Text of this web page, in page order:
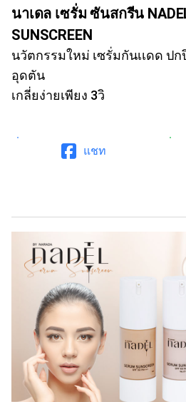
นาเดล เซรั่ม ซันสกรีน
SUNSCREEN
นวัตกรรมใหม่ เซรั่มกันเเดด ป
อุดตัน
เกลี่ยง่ายเพียง 3วิ
แชท